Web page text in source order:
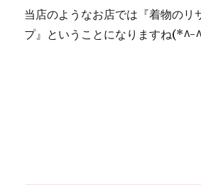
当店のようなお店では『着物のリ
プ』ということになりますね